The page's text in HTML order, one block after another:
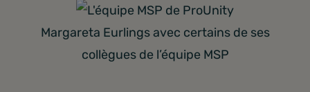
Margareta Eurlings avec certains de ses
collègues de l’équipe MSP